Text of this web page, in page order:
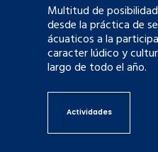
Multitud de
desde la práctica de
ácuaticos a la
caracter lúdico y
largo de todo el año.
Actividades